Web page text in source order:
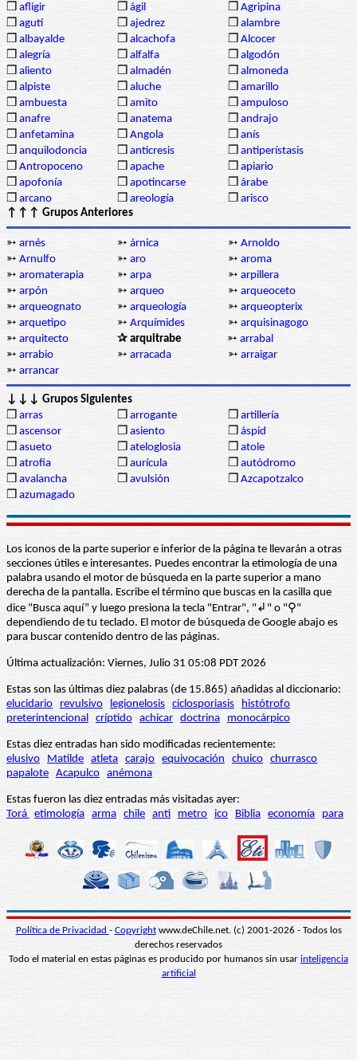
❒ afligir ❒ ágil ❒ Agripina
❒ agutí ❒ ajedrez ❒ alambre
❒ albayalde ❒ alcachofa ❒ Alcocer
❒ alegría ❒ alfalfa ❒ algodón
❒ aliento ❒ almadén ❒ almoneda
❒ alpiste ❒ aluche ❒ amarillo
❒ ambuesta ❒ amito ❒ ampuloso
❒ anafre ❒ anatema ❒ andrajo
❒ anfetamina ❒ Angola ❒ anís
❒ anquilodoncia ❒ anticresis ❒ antiperístasis
❒ Antropoceno ❒ apache ❒ apiario
❒ apofonía ❒ apotincarse ❒ árabe
❒ arcano ❒ areología ❒ arisco
↑↑↑ Grupos Anteriores
➳ arnés ➳ árnica ➳ Arnoldo
➳ Arnulfo ➳ aro ➳ aroma
➳ aromaterapia ➳ arpa ➳ arpillera
➳ arpón ➳ arqueo ➳ arqueoceto
➳ arqueognato ➳ arqueología ➳ arqueopterix
➳ arquetipo ➳ Arquímides ➳ arquisinagogo
➳ arquitecto ✰ arquitrabe ➳ arrabal
➳ arrabio ➳ arracada ➳ arraigar
➳ arrancar
↓↓↓ Grupos Siguientes
❒ arras ❒ arrogante ❒ artillería
❒ ascensor ❒ asiento ❒ áspid
❒ asueto ❒ ateloglosia ❒ atole
❒ atrofia ❒ aurícula ❒ autódromo
❒ avalancha ❒ avulsión ❒ Azcapotzalco
❒ azumagado
Los iconos de la parte superior e inferior de la página te llevarán a otras
secciones útiles e interesantes. Puedes encontrar la etimología de una
palabra usando el motor de búsqueda en la parte superior a mano
derecha de la pantalla. Escribe el término que buscas en la casilla que
dice “Busca aquí” y luego presiona la tecla "Entrar", "↲" o "⚲"
dependiendo de tu teclado. El motor de búsqueda de Google abajo es
para buscar contenido dentro de las páginas.
Última actualización: Viernes, Julio 31 05:08 PDT 2026
Estas son las últimas diez palabras (de 15.865) añadidas al diccionario:
elucidario
revulsivo legionelosis ciclosporiasis
histótrofo
preterintencional
críptido achicar doctrina monocárpico
Estas diez entradas han sido modificadas recientemente:
elusivo
Matilde atleta carajo equivocación chuico churrasco
papalote Acapulco anémona
Estas fueron las diez entradas más visitadas ayer:
Torá etimología arma chile anti metro ico Biblia economía para
Política de Privacidad - Copyrightwww.deChile.net. (c) 2001-2026 - Todos los
derechos reservados
Todo el material en estas páginas es producido por humanos sin usar inteligencia
artificial